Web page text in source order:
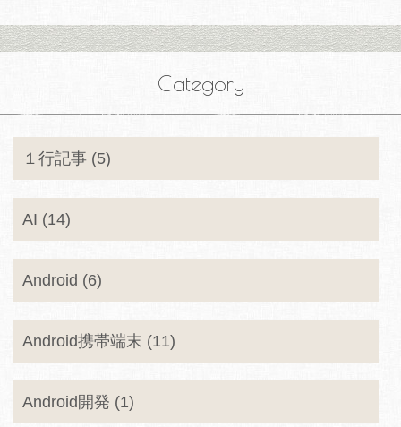
Category
１行記事 (5)
AI (14)
Android (6)
Android携帯端末 (11)
Android開発 (1)